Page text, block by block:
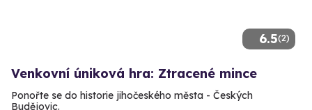
6.5(2)
Venkovní úniková hra: Ztracené mince
Ponořte se do historie jihočeského města - Českých
Budějovic.